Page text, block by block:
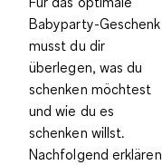
Babyparty-Geschenk
musst du dir
überlegen, was du
schenken möchtest
undwie du es
schenken willst.
Nachfolgend erklären